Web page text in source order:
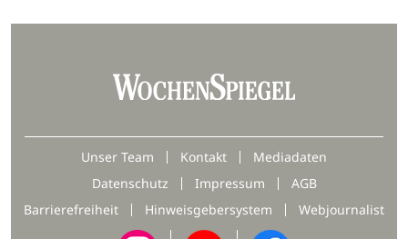
Unser Team Kontakt
Mediadaten
Datenschutz
Impressum
AGB
Barrierefreiheit
Hinweisgebersystem Webjournalist